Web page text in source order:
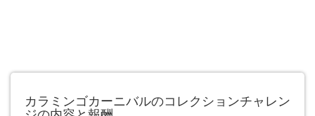
カラミンゴカーニバルのコレクションチャレン